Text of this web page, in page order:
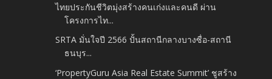
ไทยประกันชีวิตมุ่งสร้างคนเก่งและคนดี ผ่าน
โครงการไท...
SRTA มั่นใจปี 2566 ปั้นสถานีกลางบางซื่อ-สถานี
ธนบุร...
‘PropertyGuru Asia Real Estate Summit’ ชูสร้าง